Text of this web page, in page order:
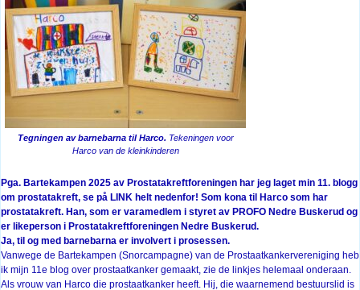
Tegningen av barnebarna til Harco. Tekeningen voor
Harco van de kleinkinderen
Pga. Bartekampen 2025 av Prostatakreftforeningen har jeg laget min 11. blogg
om prostatakreft, se på LINK helt nedenfor! Som kona til Harco som har
prostatakreft. Han, som er varamedlem i styret av PROFO Nedre Buskerud og
er likeperson i Prostatakreftforeningen Nedre Buskerud.
Ja, til og med barnebarna er involvert i prosessen.
Vanwege de Bartekampen (Snorcampagne) van de Prostaatkankervereniging heb
ik mijn 11e blog over prostaatkanker gemaakt, zie de linkjes helemaal onderaan.
Als vrouw van Harco die prostaatkanker heeft. Hij, die waarnemend bestuurslid is